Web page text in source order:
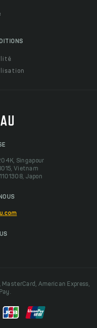
Singapour
Vietnam
Japon
American Express,